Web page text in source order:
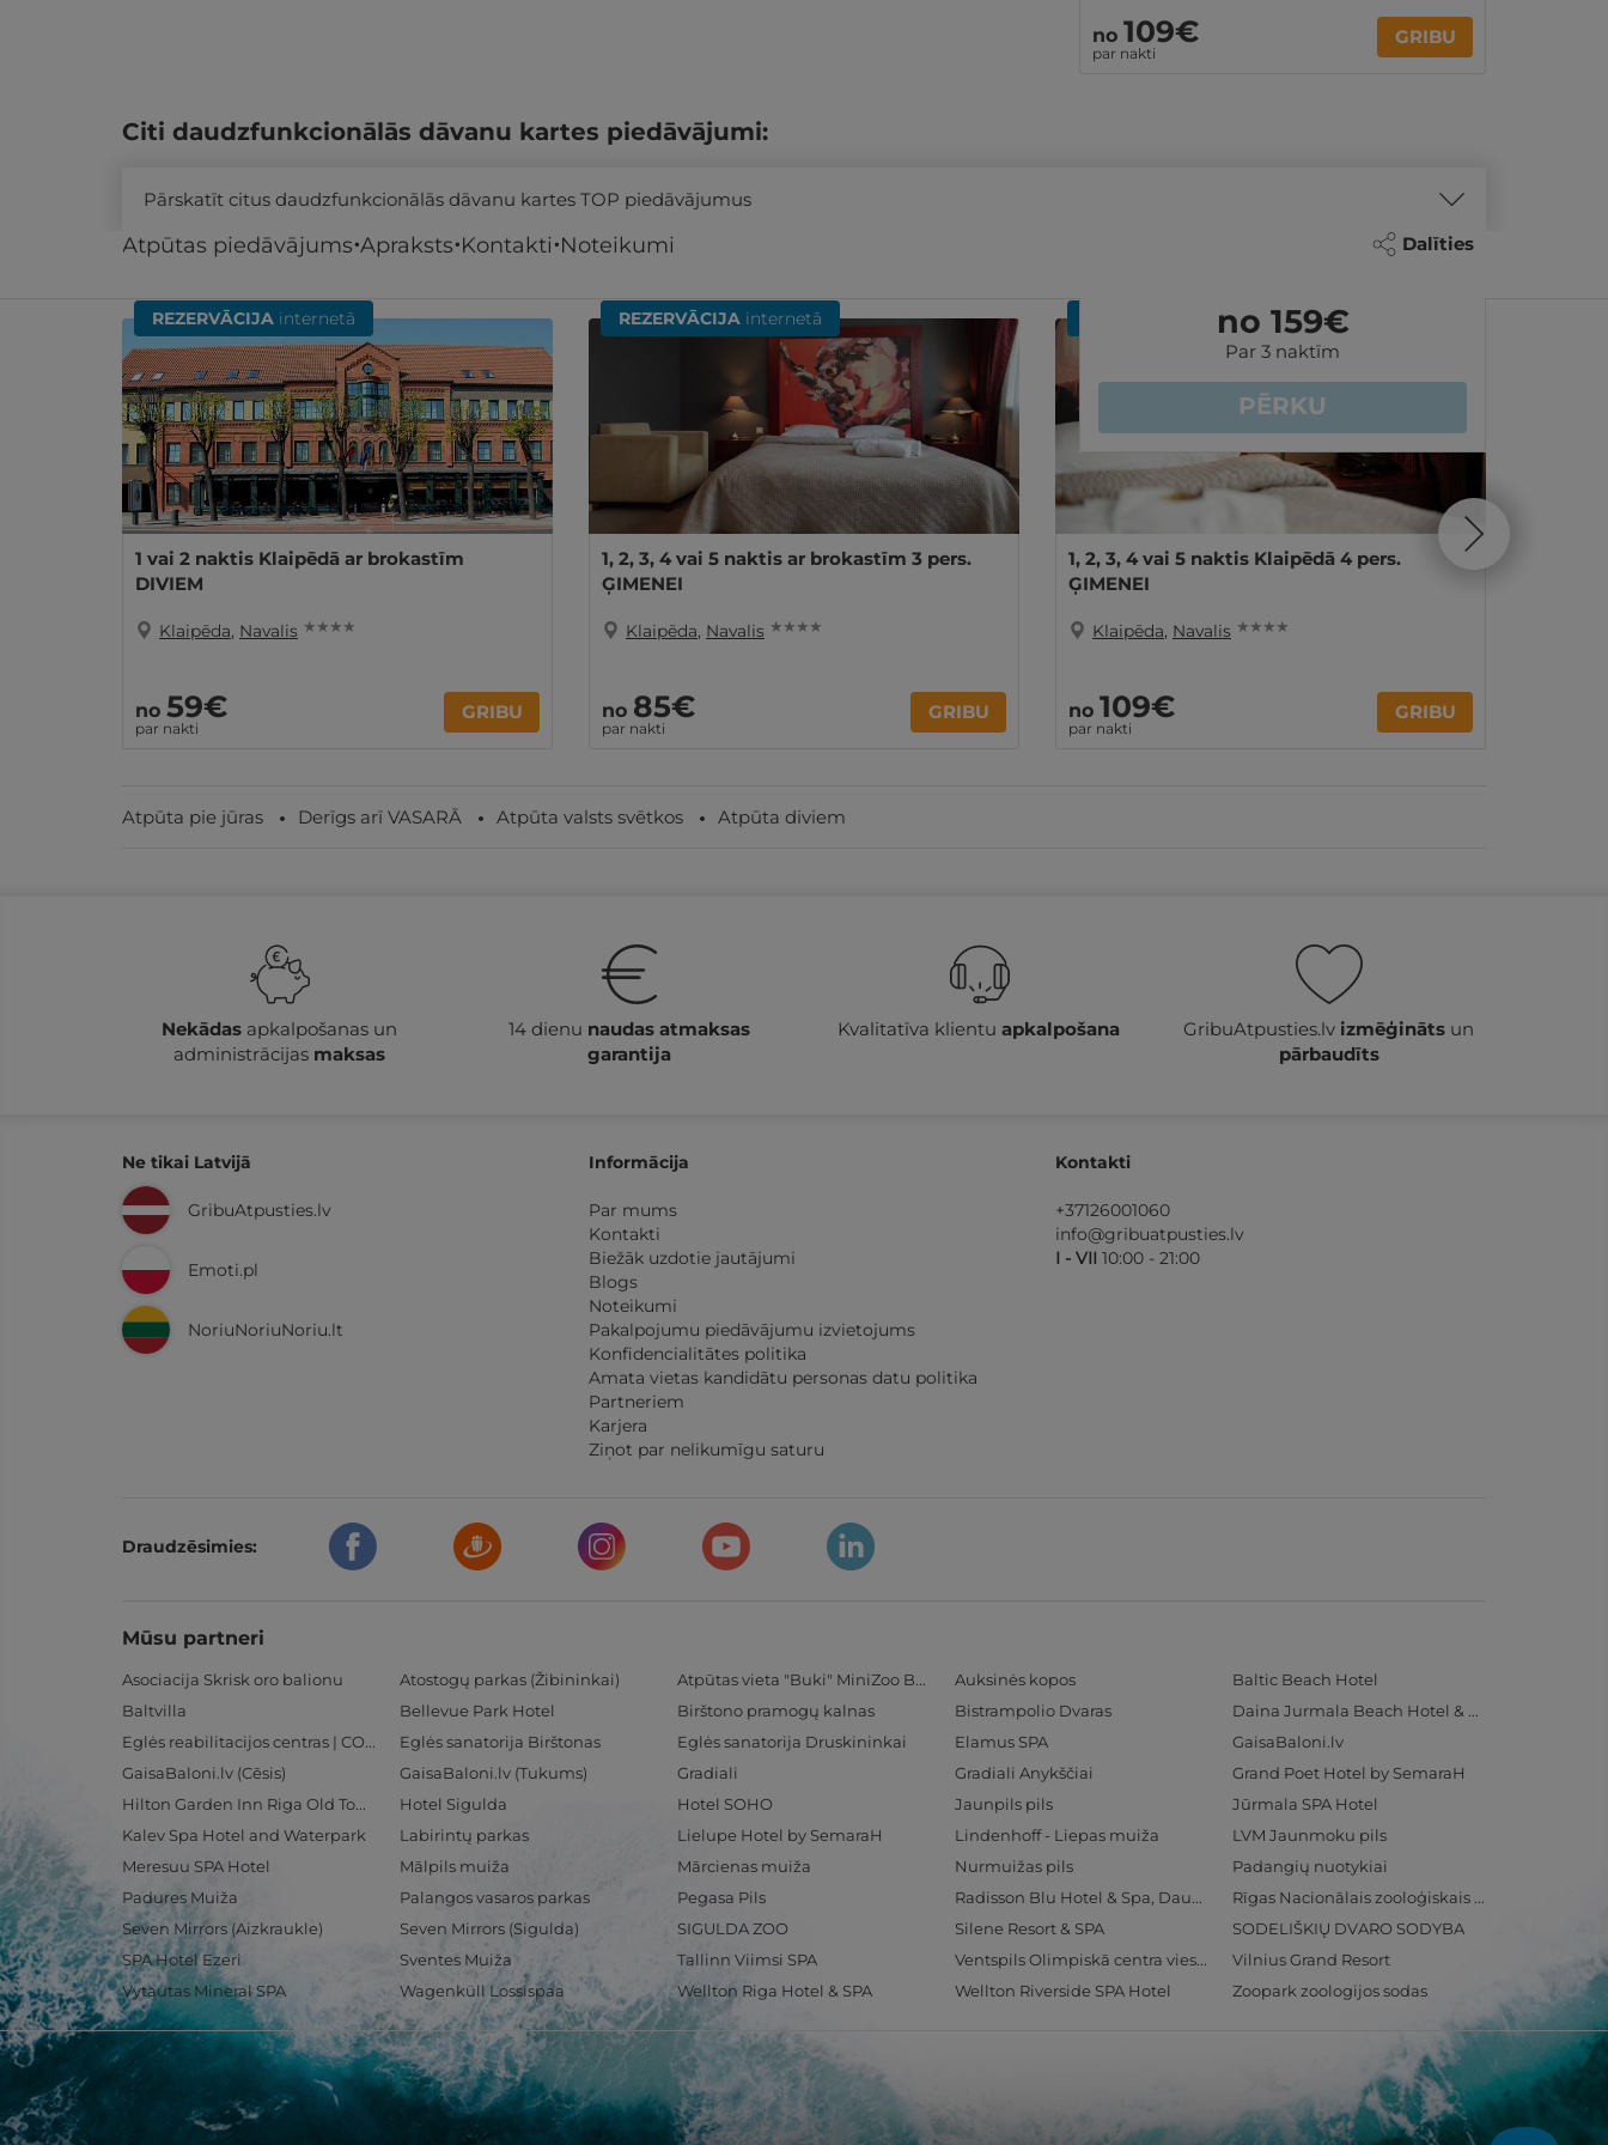
Atpūtas piedāvājums Apraksts Kontakti Noteikumi Dalīties
no 159€
Par 3 naktīm
PĒRKU
no 109€
par nakti
GRIBU
Citi daudzfunkcionālās dāvanu kartes piedāvājumi:
Pārskatīt citus daudzfunkcionālās dāvanu kartes TOP piedāvājumus
REZERVĀCIJA internetā
1 vai 2 naktis Klaipēdā ar brokastīm
DIVIEM
Klaipēda, Navalis ★ ★ ★ ★
no 59€
par nakti
GRIBU
REZERVĀCIJA internetā
1, 2, 3, 4 vai 5 naktis ar brokastīm 3 pers.
ĢIMENEI
Klaipēda, Navalis ★ ★ ★ ★
no 85€
par nakti
GRIBU
internetā
1, 2, 3, 4 vai 5 naktis Klaipēdā 4 pers.
ĢIMENEI
Klaipēda, Navalis ★ ★ ★ ★
no 109€
par nakti
GRIBU
Atpūta pie jūras Derīgs arī VASARĀ Atpūta valsts svētkos Atpūta diviem
Nekādasapkalpošanas un
administrācijas maksas
14 dienu naudas atmaksas
garantija
Kvalitatīva klientuapkalpošana GribuAtpusties.lv izmēģināts un
pārbaudīts
Ne tikai Latvijā
GribuAtpusties.lv
Emoti.pl
NoriuNoriuNoriu.lt
Informācija
Par mums
Kontakti
Biežāk uzdotie jautājumi
Blogs
Noteikumi
Pakalpojumu piedāvājumu izvietojums
Konfidencialitātes politika
Amata vietas kandidātu personas datu politika
Partneriem
Karjera
Ziņot par nelikumīgu saturu
Kontakti
+37126001060
info@gribuatpusties.lv
I - VII 10:00 - 21:00
Draudzēsimies:
Mūsu partneri
Asociacija Skrisk oro balionu Atostogų parkas (Žibininkai) Atpūtas vieta "Buki" MiniZoo BUKS Auksinės kopos
Baltic Beach Hotel
Baltvilla
Bellevue Park Hotel Birštono pramogų kalnas Bistrampolio Dvaras
Daina Jurmala Beach Hotel & SPA
Eglės reabilitacijos centras | CORE
Eglės sanatorija Birštonas Eglės sanatorija Druskininkai Elamus SPA
GaisaBaloni.lv
GaisaBaloni.lv (Cēsis)
GaisaBaloni.lv (Tukums) Gradiali Gradiali Anykščiai
Grand Poet Hotel by SemaraH
Hilton Garden Inn Riga Old Town
Hotel Sigulda Hotel SOHO Jaunpils pils
Jūrmala SPA Hotel
Kalev Spa Hotel and Waterpark
Labirintų parkas Lielupe Hotel by SemaraH Lindenhoff - Liepas muiža
LVM Jaunmoku pils
Meresuu SPA Hotel
Mālpils muiža Mārcienas muiža Nurmuižas pils
Padangių nuotykiai
Padures Muiža
Palangos vasaros parkas Pegasa Pils Radisson Blu Hotel & Spa, Daugava Riga
Rīgas Nacionālais zooloģiskais dārzs
Seven Mirrors (Aizkraukle)
Seven Mirrors (Sigulda) SIGULDA ZOO Silene Resort & SPA
SODELIŠKIŲ DVARO SODYBA
SPA Hotel Ezeri
Sventes Muiža Tallinn Viimsi SPA Ventspils Olimpiskā centra viesnīca
Vilnius Grand Resort
Vytautas Mineral SPA
Wagenküll Lossispaa Wellton Riga Hotel & SPA Wellton Riverside SPA Hotel Zoopark zoologijos sodas